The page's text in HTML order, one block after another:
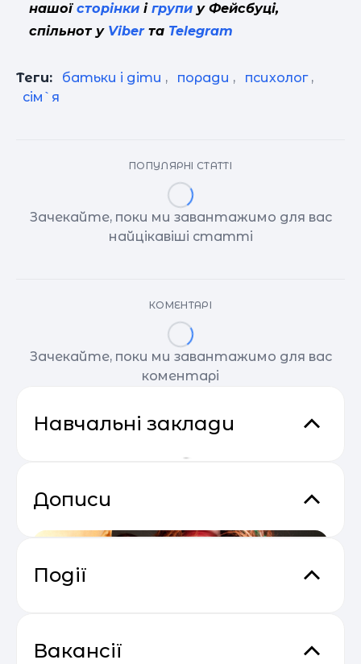
нашої сторінки і групи у Фейсбуці,
спільнот у Viberта Telegram
Теги: батьки і діти , поради , психолог ,
сім`я
ПОПУЛЯРНІ СТАТТІ
Зачекайте, поки ми завантажимо для вас
найцікавіші статті
КОМЕНТАРІ
Зачекайте, поки ми завантажимо для вас
коментарі
Навчальні заклади
Дописи
Події
SendPulse
Вакансії